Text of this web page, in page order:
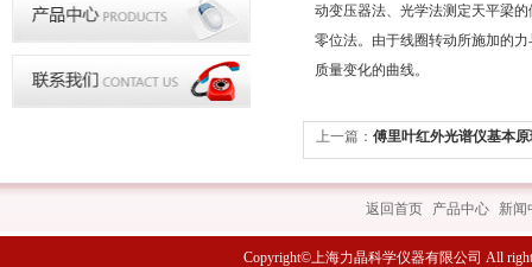
动变压器法、光学法测定天平梁
零位法。由于线圈转动所施加的
质量变化的曲线。
上一篇： 傅里叶红外光谱仪基本
返回首页 产品中心 新闻
Copyright©上海力晶科学仪器有限公司 All